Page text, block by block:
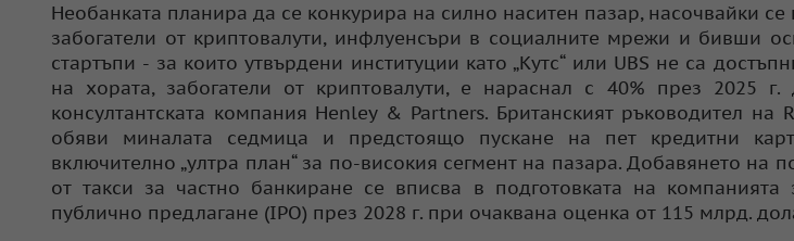
Необанката планира да се конкурира на силно наситен пазар, насочвайки
забогатели от криптовалути, инфлуенсъри в социалните мрежи и бивши
стартъпи - за които утвърдени институции като „Кутс“ или UBS не са
на хората, забогатели от криптовалути, е нараснал с 40% през 2025
консултантската компания Henley & Partners. Британският ръководител на
обяви миналата седмица и предстоящо пускане на пет кредитни
включително „ултра план“ за по-високия сегмент на пазара. Добавянето на
от такси за частно банкиране се вписва в подготовката на
публично предлагане (IPO) през 2028 г. при очаквана оценка от 115 млрд.